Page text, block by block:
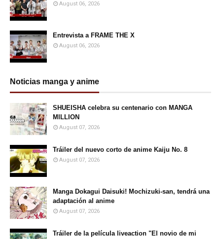
August 06, 2026
Entrevista a FRAME THE X
August 06, 2026
Noticias manga y anime
SHUEISHA celebra su centenario con MANGA
MILLION
August 07, 2026
Tráiler del nuevo corto de anime Kaiju No. 8
August 07, 2026
Manga Dokagui Daisuki! Mochizuki-san, tendrá una
adaptación al anime
August 07, 2026
Tráiler de la película liveaction "El novio de mi